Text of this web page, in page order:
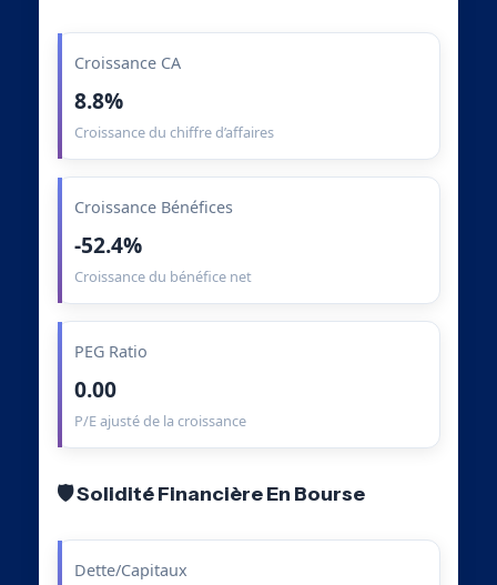
Croissance CA
8.8%
Croissance du chiffre d’affaires
Croissance Bénéfices
-52.4%
Croissance du bénéfice net
PEG Ratio
0.00
P/E ajusté de la croissance
🛡️ Solidité Financière En Bourse
Dette/Capitaux